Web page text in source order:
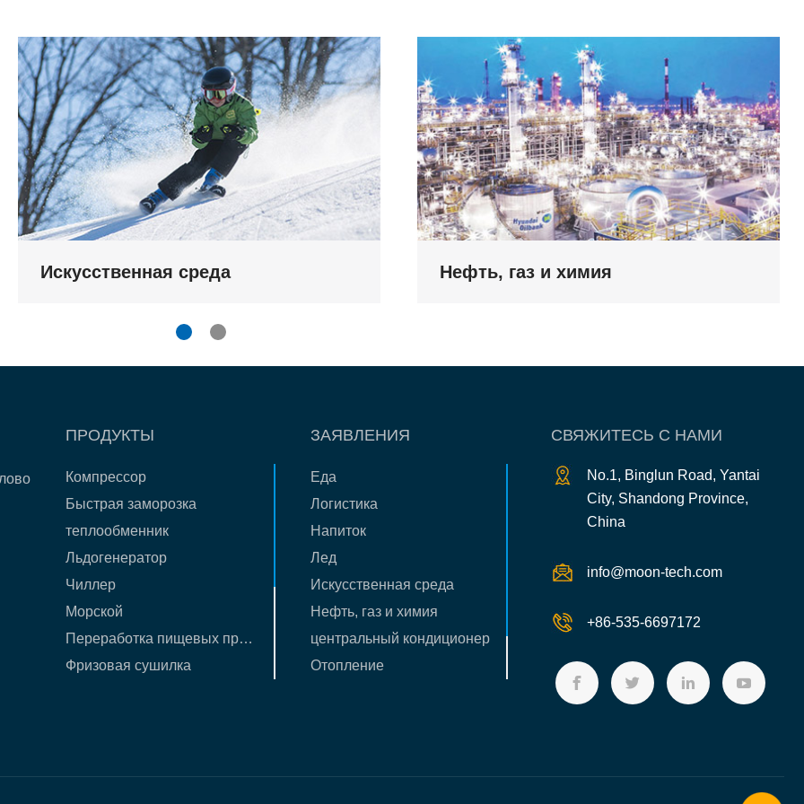
Искусственная среда Нефть, газ и химия
ПРОДУКТЫ
Компрессор
Быстрая заморозка
теплообменник
Льдогенератор
Чиллер
Морской
Переработка пищевых продуктов
Фризовая сушилка
изделия ОВКВ
ЗАЯВЛЕНИЯ
Еда
Логистика
Напиток
Лед
Искусственная среда
Нефть, газ и химия
центральный кондиционер
Отопление
СВЯЖИТЕСЬ С НАМИ
No.1, Binglun Road, Yantai
City, Shandong Province,
China
info@moon-tech.com
+86-535-6697172
   